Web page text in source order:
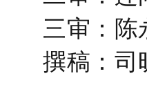
三审：陈
撰稿：司